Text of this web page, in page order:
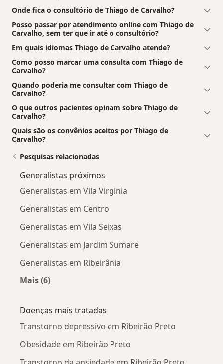
Onde fica o consultório de Thiago de Carvalho?
Posso passar por atendimento online com Thiago de
Carvalho, sem ter que ir até o consultório?
Em quais idiomas Thiago de Carvalho atende?
Como posso marcar uma consulta com Thiago de
Carvalho?
Quando poderia me consultar com Thiago de
Carvalho?
O que outros pacientes opinam sobre Thiago de
Carvalho?
Quais são os convênios aceitos por Thiago de
Carvalho?
Pesquisas relacionadas
Generalistas próximos
Generalistas em Vila Virginia
Generalistas em Centro
Generalistas em Vila Seixas
Generalistas em Jardim Sumare
Generalistas em Ribeirânia
Mais (6)
Doenças mais tratadas
Transtorno depressivo em Ribeirão Preto
Obesidade em Ribeirão Preto